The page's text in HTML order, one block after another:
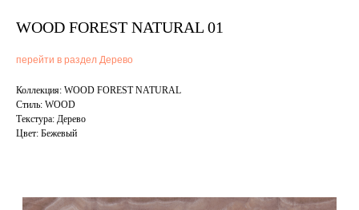
WOOD FOREST NATURAL 01
перейти в раздел Дерево
Коллекция: WOOD FOREST NATURAL
Стиль: WOOD
Текстура: Дерево
Цвет: Бежевый